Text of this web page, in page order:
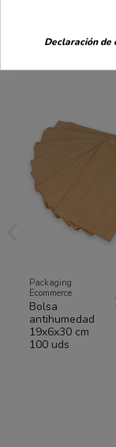
16 productos
Packaging
Ecommerce
Bolsa
antihumedad
19x6x30 cm
100 uds
Declaración de